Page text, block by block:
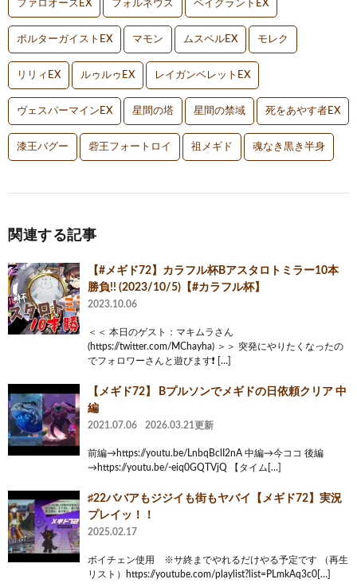
ファロオースEX フォルネウス ベイグラントEX
ポルターガイストEX マモン ムスペルEX モレク
リリィEX ルゥルゥEX レイガンベレットEX
ヴェスパーマインEX 星間の塔 星間の禁域 死をあやす者EX
漆王バグー 砦王フォートロイ 祖メギド 魂なき黒き半身
関連する記事
【#メギド72】カラフル杯Bアスタロトミラー10本
勝負!! (2023/10/5)【#カラフル杯】
2023.10.06
＜＜ 本日のゲスト：マキムラさん
(https://twitter.com/MChayha) ＞＞ 突発にやりたくなったの
でフォロワーさんと遊びます❗ […]
【メギド72】 Bプルソンでメギドの日依頼クリア 中
編
2021.07.06 2026.03.21更新
前編→https://youtu.be/LnbqBclI2nA 中編→今ココ 後編
→https://youtu.be/-eiq0GQTVjQ 【タイム[…]
♯22ババアもジジイも街もヤバイ【メギド72】実況
プレイッ！！
2025.02.17
ボイチェン使用 ※サ終までやれるだけやる予定です （再生
リスト）https://youtube.com/playlist?list=PLmkAq3c0[…]